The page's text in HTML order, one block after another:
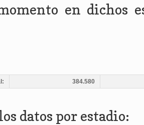
en dichos
384.580
datos por estadio: